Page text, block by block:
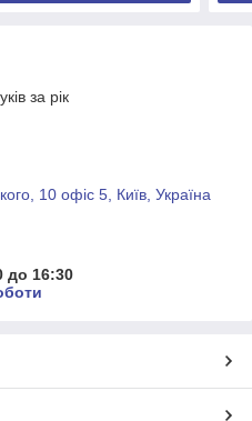
за рік
10 офіс 5, Київ, Україна
до 16:30